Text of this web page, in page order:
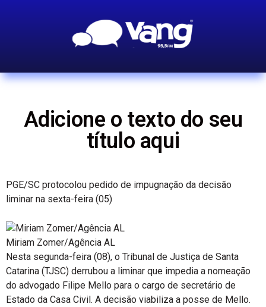
Adicione o texto do seu
título aqui
PGE/SC protocolou pedido de impugnação da decisão
liminar na sexta-feira (05)
Miriam Zomer/Agência AL
Nesta segunda-feira (08), o Tribunal de Justiça de Santa
Catarina (TJSC) derrubou a liminar que impedia a nomeação
do advogado Filipe Mello para o cargo de secretário de
Estado da Casa Civil. A decisão viabiliza a posse de Mello.